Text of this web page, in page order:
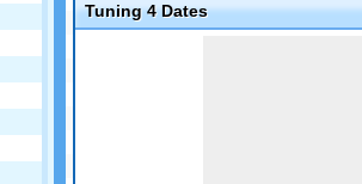
Tuning 4 Dates